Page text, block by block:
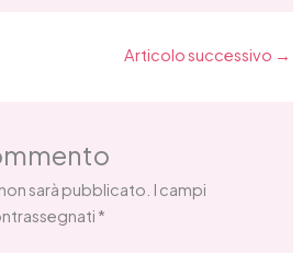
Articolo successivo →
sarà pubblicato. I campi
*